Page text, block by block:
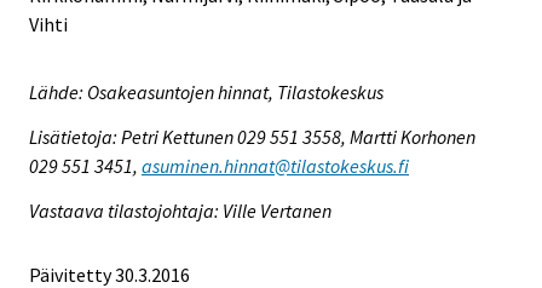
Vihti
Lähde: Osakeasuntojen hinnat, Tilastokeskus
Lisätietoja: Petri Kettunen 029 551 3558, Martti Korhonen
029 551 3451, asuminen.hinnat@tilastokeskus.fi
Vastaava tilastojohtaja: Ville Vertanen
Päivitetty 30.3.2016